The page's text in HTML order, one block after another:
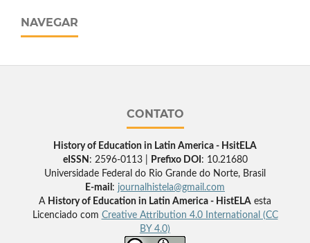
NAVEGAR
CONTATO
History of Education in Latin America - HsitELA
eISSN : 2596-0113 | Prefixo DOI : 10.21680
Universidade Federal do Rio Grande do Norte, Brasil
E-mail : journalhistela@gmail.com
A History of Education in Latin America - HistELA esta
Licenciado com Creative Attribution 4.0 International (CC
BY 4.0)